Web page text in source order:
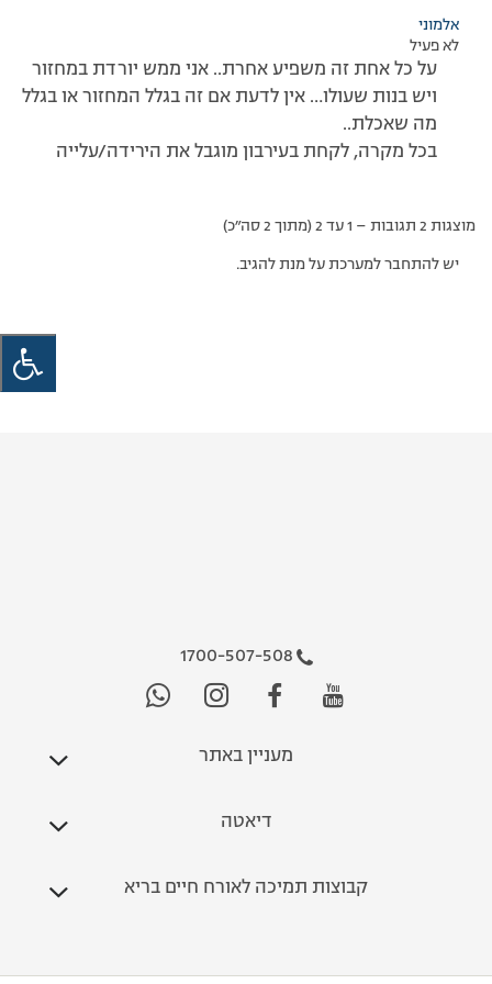
אלמוני
לא פעיל
על כל אחת זה משפיע אחרת.. אני ממש יורדת במחזור
ויש בנות שעולו… אין לדעת אם זה בגלל המחזור או בגלל
מה שאכלת..
בכל מקרה, לקחת בעירבון מוגבל את הירידה/עלייה
מוצגות 2 תגובות – 1 עד 2 (מתוך 2 סה״כ)
יש להתחבר למערכת על מנת להגיב.
1700-507-508
מעניין באתר
דיאטה
קבוצות תמיכה לאורח חיים בריא